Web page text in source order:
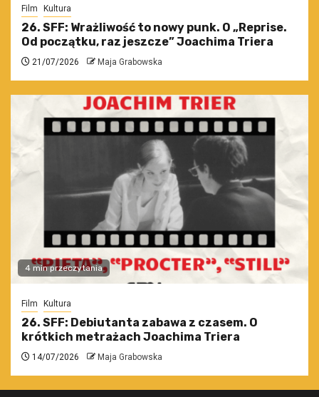
Film Kultura
26. SFF: Wrażliwość to nowy punk. O „Reprise.
Od początku, raz jeszcze” Joachima Triera
21/07/2026 Maja Grabowska
4 min przeczytania
Film Kultura
26. SFF: Debiutanta zabawa z czasem. O
krótkich metrażach Joachima Triera
14/07/2026 Maja Grabowska